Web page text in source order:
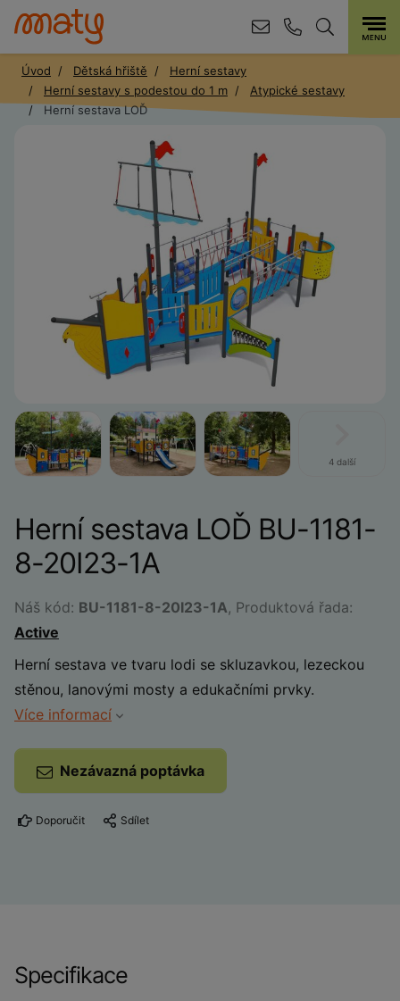
Úvod Dětská hřiště
Herní sestavy
Herní sestavy s podestou do 1 m
Atypické sestavy
Herní sestava LOĎ
4 další
Herní sestava LOĎ BU-1181-
8-20I23-1A
Náš kód: BU-1181-8-20I23-1A, Produktová řada:
Active
Herní sestava ve tvaru lodi se skluzavkou, lezeckou
stěnou, lanovými mosty a edukačními prvky.
Více informací
Nezávazná poptávka
Doporučit Sdílet
Specifikace